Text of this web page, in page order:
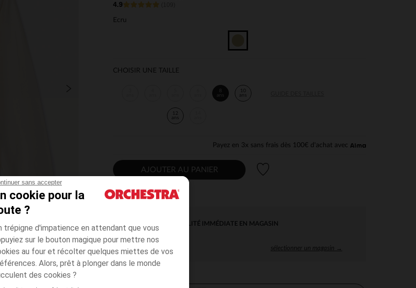
sans accepter
cookie pour la
?
trépigne d'impatience en attendant que vous
sur le bouton magique pour mettre nos
au four et récolter quelques miettes de vos
Alors, prêt à plonger dans le monde
des cookies ?
4.9
Ecru
CHOISIR UNE TAILLE
8
ans
10
ans
12
ans
Payez en 3x sans frais dès 100€ d'achat avec
AJOUTER AU PANIER
DISPONIBILITÉ IMMÉDIATE EN MAGASIN
sélectionner un magasin →